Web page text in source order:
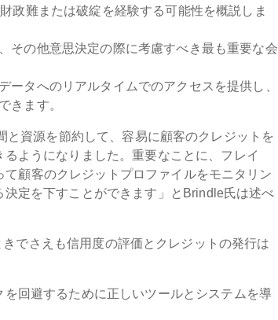
政難または破綻を経験する可能性を概説しま
その他意思決定の際に考慮すべき最も重要な会
ータへのリアルタイムでのアクセスを提供し、
きます。
資源を節約して、容易に顧客のクレジットを
ようになりました。重要なことに、フレイ
顧客のクレジットプロファイルをモニタリン
定を下すことができます」とBrindle氏は述べ
でさえも信用度の評価とクレジットの発行は
回避するために正しいツールとシステムを導